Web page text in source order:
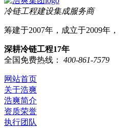
冷链工程建设集成服务商
筹建于2007年，成立于2009年，
深耕冷链工程17年
全国免费热线：
400-861-7579
网站首页
关于浩爽
浩爽简介
资质荣誉
执行团队